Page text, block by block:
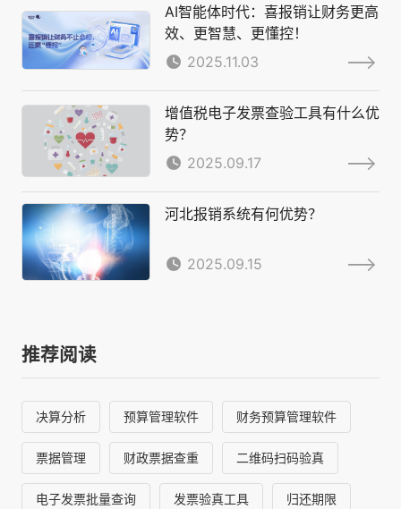
AI智能体时代：喜报销让财务更高
效、更智慧、更懂控！
2025.11.03
增值税电子发票查验工具有什么优
势？
2025.09.17
河北报销系统有何优势？
2025.09.15
推荐阅读
决算分析 预算管理软件 财务预算管理软件
票据管理 财政票据查重 二维码扫码验真
电子发票批量查询 发票验真工具 归还期限